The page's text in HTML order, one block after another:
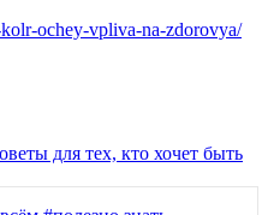
ochey-vpliva-na-zdorovya/
для тех, кто хочет быть